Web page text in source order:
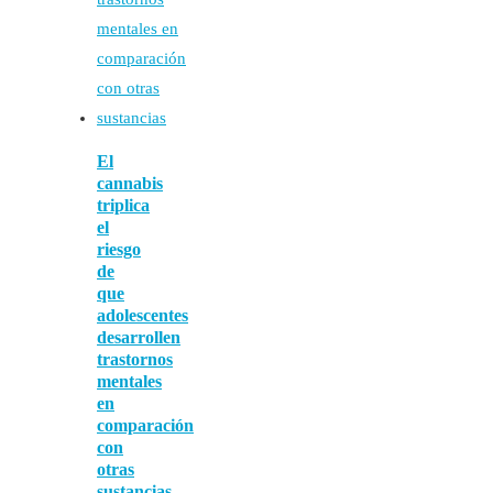
El
cannabis
triplica
el
riesgo
de
que
adolescentes
desarrollen
trastornos
mentales
en
comparación
con
otras